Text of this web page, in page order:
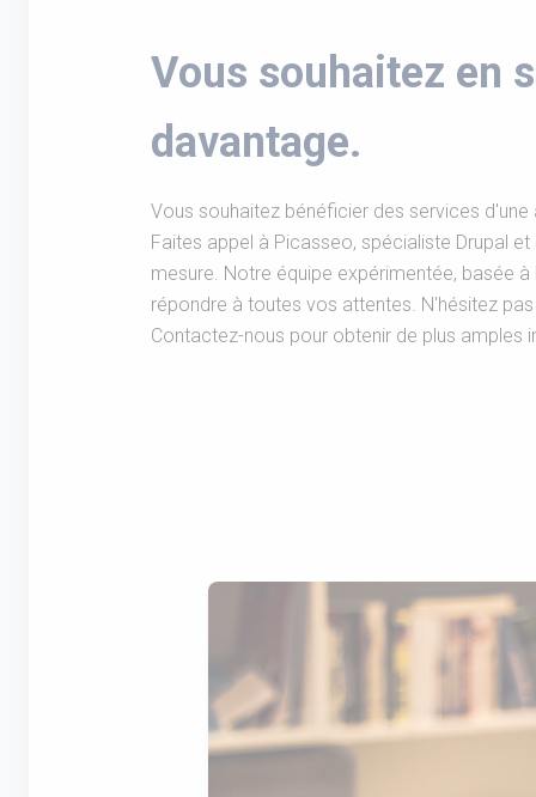
Vous souhaitez en
davantage.
Vous souhaitez bénéficier des services
Faites appel à Picasseo, spécialiste Drupal
mesure. Notre équipe expérimentée, basée à
répondre à toutes vos attentes. N'hésitez
Contactez-nous pour obtenir de plus amples